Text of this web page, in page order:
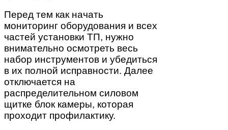
Перед тем как начать
мониторинг оборудования и всех
частей установки ТП, нужно
внимательно осмотреть весь
набор инструментов и убедиться
в их полной исправности. Далее
отключается на
распределительном силовом
щитке блок камеры, которая
проходит профилактику.